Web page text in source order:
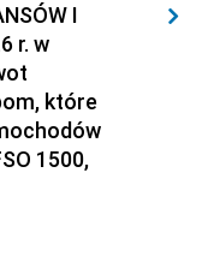
I
r. w
które
1500,